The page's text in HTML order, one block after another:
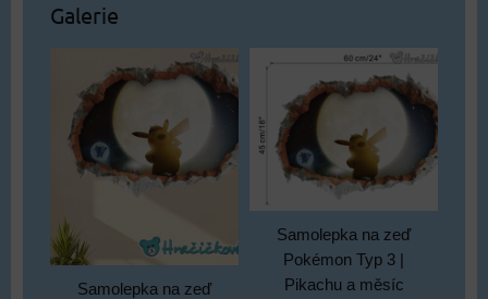
Galerie
Samolepka na zeď
Samolepka na zeď
Pokémon Typ 3 |
Pikachu a měsíc